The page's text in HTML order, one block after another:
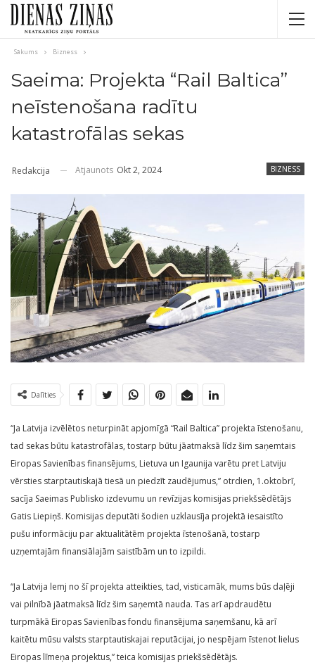
Sākums Bizness
Saeima: Projekta “Rail Baltica”
neīstenošana radītu
katastrofālas sekas
BIZNESS
Redakcija Atjaunots Okt 2, 2024
Dalīties
“Ja Latvija izvēlētos neturpināt apjomīgā “Rail Baltica” projekta īstenošanu,
tad sekas būtu katastrofālas, tostarp būtu jāatmaksā līdz šim saņemtais
Eiropas Savienības finansējums, Lietuva un Igaunija varētu pret Latviju
vērsties starptautiskajā tiesā un piedzīt zaudējumus,” otrdien, 1.oktobrī,
sacīja Saeimas Publisko izdevumu un revīzijas komisijas priekšsēdētājs
Gatis Liepiņš. Komisijas deputāti šodien uzklausīja projektā iesaistīto
pušu informāciju par aktualitātēm projekta īstenošanā, tostarp
uzņemtajām finansiālajām saistībām un to izpildi.
“Ja Latvija lemj no šī projekta atteikties, tad, visticamāk, mums būs daļēji
vai pilnībā jāatmaksā līdz šim saņemtā nauda. Tas arī apdraudētu
turpmākā Eiropas Savienības fondu finansējuma saņemšanu, kā arī
kaitētu mūsu valsts starptautiskajai reputācijai, jo nespējam īstenot lielus
Eiropas līmeņa projektus,” teica komisijas priekšsēdētājs.